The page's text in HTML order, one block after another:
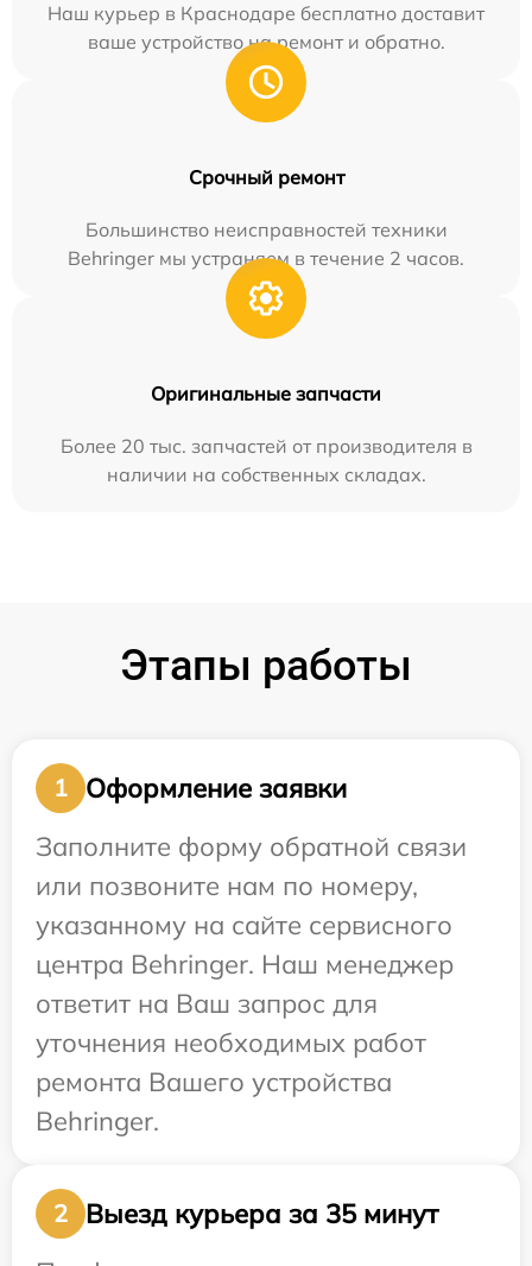
Наш курьер в Краснодаре бесплатно доставит
ваше устройство на ремонт и обратно.
Срочный ремонт
Большинство неисправностей техники
Behringer мы устраняем в течение 2 часов.
Оригинальные запчасти
Более 20 тыс. запчастей от производителя в
наличии на собственных складах.
Этапы работы
1
Оформление заявки
Заполните форму обратной связи
или позвоните нам по номеру,
указанному на сайте сервисного
центра Behringer. Наш менеджер
ответит на Ваш запрос для
уточнения необходимых работ
ремонта Вашего устройства
Behringer.
2
Выезд курьера за 35 минут